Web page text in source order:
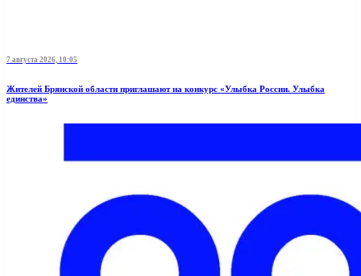
7 августа 2026, 10:05
Жителей Брянской области приглашают на конкурс «Улыбка России. Улыбка
единства»